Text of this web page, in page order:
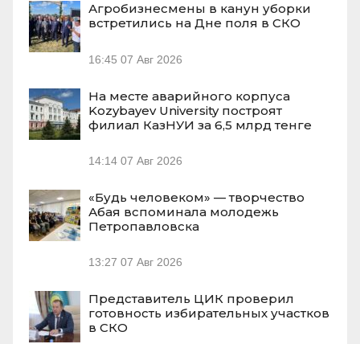
Агробизнесмены в канун уборки
встретились на Дне поля в СКО
16:45 07 Авг 2026
На месте аварийного корпуса
Kozybayev University построят
филиал КазНУИ за 6,5 млрд тенге
14:14 07 Авг 2026
«Будь человеком» — творчество
Абая вспоминала молодежь
Петропавловска
13:27 07 Авг 2026
Представитель ЦИК проверил
готовность избирательных участков
в СКО